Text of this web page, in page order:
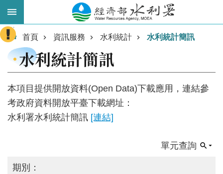
跳到主要內容區塊
進
階
搜
:::
首頁 資訊服務 水利統計 水利統計簡訊
水利統計簡訊
本項目提供開放資料(Open Data)下載應用，連結參
考政府資料開放平臺下載網址：
水利署水利統計簡訊 [連結]
單元查詢
期別：